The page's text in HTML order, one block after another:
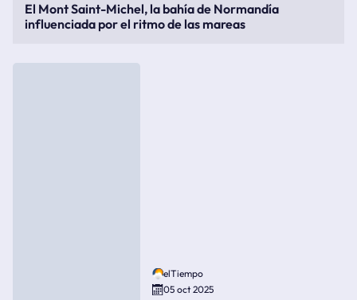
El Mont Saint-Michel, la bahía de Normandía
influenciada por el ritmo de las mareas
elTiempo
05 oct 2025